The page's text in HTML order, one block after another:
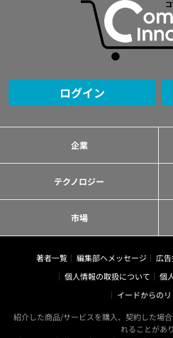
ログイン
企業
テクノロジー
市場
著者一覧 編集部へメッセージ 広
個人情報の取扱について
個
イードからの
紹介した商品/サービスを購入、契約した場
れることがあ